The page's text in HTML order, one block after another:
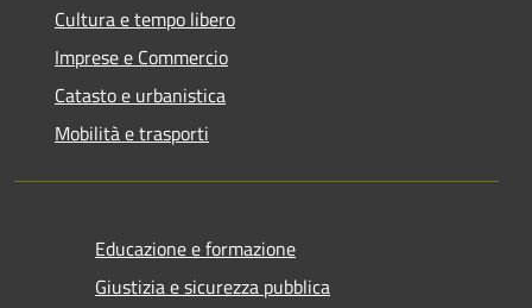
Cultura e tempo libero
Imprese e Commercio
Catasto e urbanistica
Mobilità e trasporti
Educazione e formazione
Giustizia e sicurezza pubblica